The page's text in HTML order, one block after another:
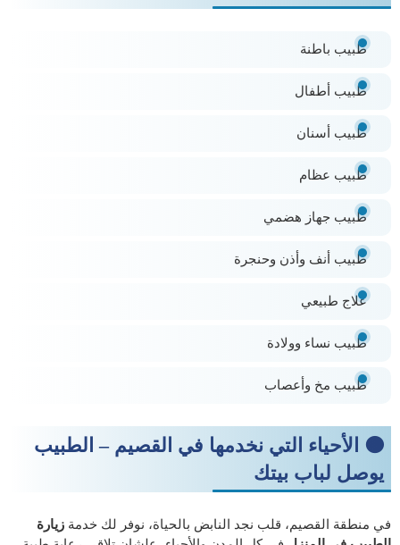
طبيب باطنة
طبيب أطفال
طبيب أسنان
طبيب عظام
طبيب جهاز هضمي
طبيب أنف وأذن وحنجرة
علاج طبيعي
طبيب نساء وولادة
طبيب مخ وأعصاب
🟤 الأحياء التي نخدمها في القصيم – الطبيب
يوصل لباب بيتك
في منطقة القصيم، قلب نجد النابض بالحياة، نوفر لك خدمة زيارة